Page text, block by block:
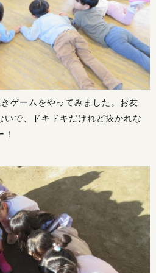
ゲームをやってみました。お友
いで、ドキドキだけれど抜かれな